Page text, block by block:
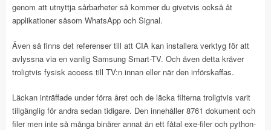
genom att utnyttja sårbarheter så kommer du givetvis också åt
applikationer såsom WhatsApp och Signal.
Även så finns det referenser till att CIA kan installera verktyg för att
avlyssna via en vanlig Samsung Smart-TV. Och även detta kräver
troligtvis fysisk access till TV:n innan eller när den införskaffas.
Läckan inträffade under förra året och de läcka filterna troligtvis varit
tillgänglig för andra sedan tidigare. Den innehåller 8761 dokument och
filer men inte så många binärer annat än ett fåtal exe-filer och python-